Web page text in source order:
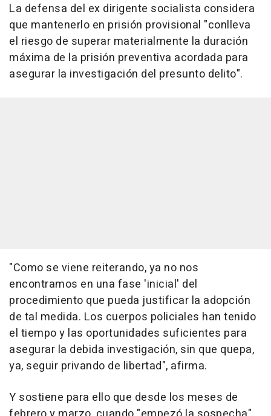
La defensa del ex dirigente socialista considera
que mantenerlo en prisión provisional "conlleva
el riesgo de superar materialmente la duración
máxima de la prisión preventiva acordada para
asegurar la investigación del presunto delito".
"Como se viene reiterando, ya no nos
encontramos en una fase 'inicial' del
procedimiento que pueda justificar la adopción
de tal medida. Los cuerpos policiales han tenido
el tiempo y las oportunidades suficientes para
asegurar la debida investigación, sin que quepa,
ya, seguir privando de libertad", afirma.
Y sostiene para ello que desde los meses de